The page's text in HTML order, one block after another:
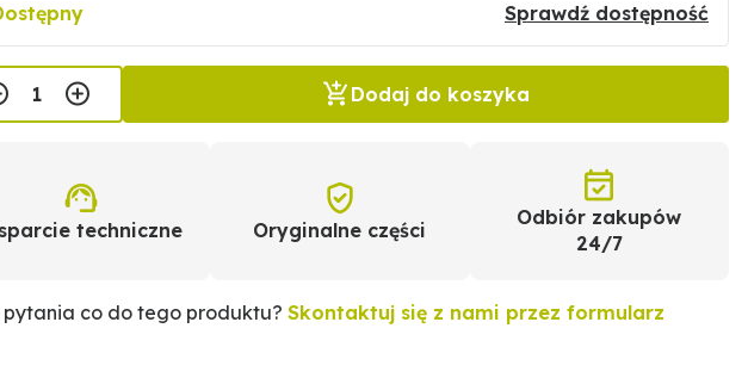
Sprawdź dostępność
Dodaj do koszyka
techniczne Oryginalne części
Odbiór zakupów
24/7
pytania co do tego produktu? Skontaktuj się z nami przez formularz